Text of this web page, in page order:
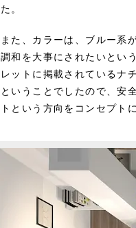
た。
また、カラーは、ブルー系
調和を大事にされたいとい
レットに掲載されているナ
ということでしたので、安
トという方向をコンセプト